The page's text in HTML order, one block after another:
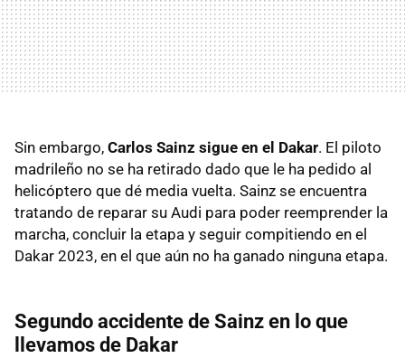
Sin embargo, Carlos Sainz sigue en el Dakar. El piloto
madrileño no se ha retirado dado que le ha pedido al
helicóptero que dé media vuelta. Sainz se encuentra
tratando de reparar su Audi para poder reemprender la
marcha, concluir la etapa y seguir compitiendo en el
Dakar 2023, en el que aún no ha ganado ninguna etapa.
Segundo accidente de Sainz en lo que
llevamos de Dakar